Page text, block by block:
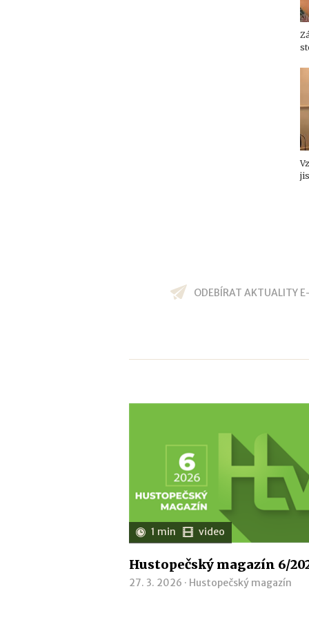
ODEBÍRAT AKTUALITY
1 min video
Hustopečský magazín 6/
27. 3. 2026 · Hustopečský magazín